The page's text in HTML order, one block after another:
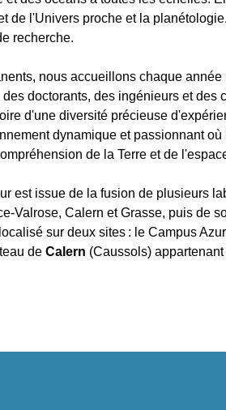
de l'Univers proche et la
recherche.
nous accueillons chaque
doctorants, des ingénieurs et des
d'une diversité précieuse
dynamique et passionnant
de la Terre et de
est issue de la fusion de plusieurs
Valrose, Calern et Grasse, puis de
sur deux sites : le Campus
de Calern (Caussols) appartenant